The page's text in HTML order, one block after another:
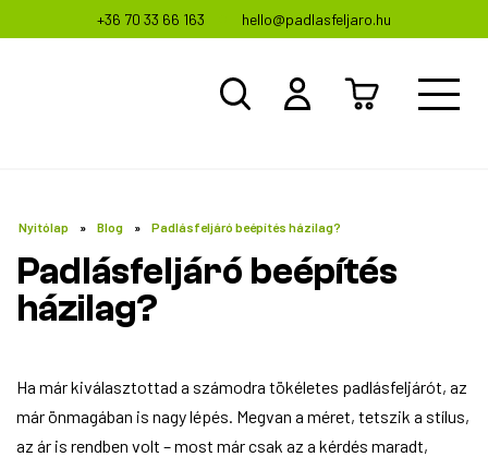
+36 70 33 66 163 hello@padlasfeljaro.hu
Nyitólap Blog Padlásfeljáró beépítés házilag?
Padlásfeljáró beépítés
házilag?
Ha már kiválasztottad a számodra tökéletes padlásfeljárót, az
már önmagában is nagy lépés. Megvan a méret, tetszik a stílus,
az ár is rendben volt – most már csak az a kérdés maradt,